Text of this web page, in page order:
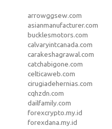
arrowggsew.com
asianmanufacturer.com
bucklesmotors.com
calvaryintcanada.com
carakeshagrawal.com
catchabigone.com
celticaweb.com
cirugiadehernias.com
cqhzdn.com
dailfamily.com
forexcrypto.my.id
forexdana.my.id